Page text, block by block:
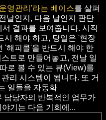
영관리'라는 베이스를 살펴
날인지, 다음 날인지 판단
결과를 보여줍니다. 시작
시 해야 하고, 당일은 '현장
'해피콜'을 반드시 해야 한
트로 만들어놓고, 전날 일
로 볼 수 있는 뷰(View)를
리 시스템이 됩니다. 또 거
일들을 자동화
담당자의 반복적인 업무가
기는 다음 기회에...